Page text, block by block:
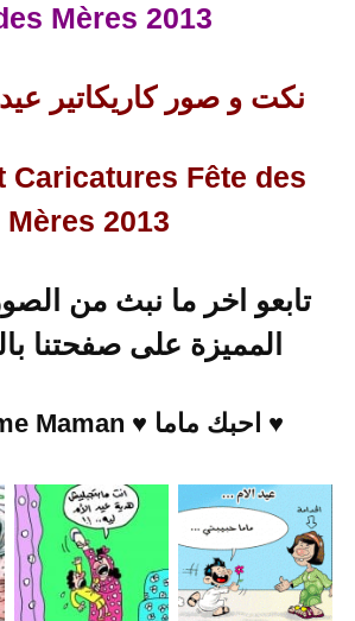
Mères 2013 ♥
نكت و صور كاريكاتير عيد
Caricatures Fête des
Mères 2013
تابعو اخر ما نبث من
المميزة على صفحتنا
♥ احبك ماما ♥ Je t’aime Maman ♥